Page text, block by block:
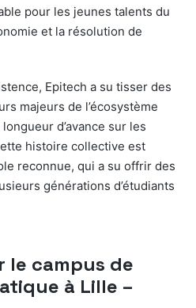
pour les jeunes talents du
et la résolution de
Epitech a su tisser des
majeurs de l’écosystème
d’avance sur les
histoire collective est
reconnue, qui a su offrir des
générations d’étudiants
le campus de
à Lille –